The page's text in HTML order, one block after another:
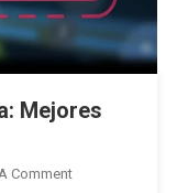
Mejores
CommentOn